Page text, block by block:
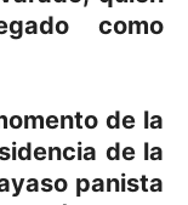
como
de la
de la
panista